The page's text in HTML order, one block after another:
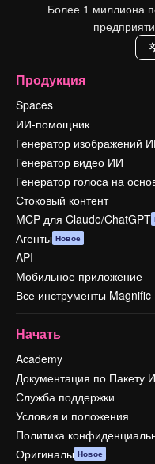
Более 1 миллиона
Продукция
Spaces
ИИ-помощник
Генератор изображений
Генератор видео ИИ
Генератор голоса на
Стоковый контент
MCP для Claude/ChatGPT
Агенты Новое
API
Мобильное приложение
Все инструменты Magnific
Начать
Academy
Документация по Пакету
Служба поддержки
Условия и положения
Политика
Оригиналы Новое